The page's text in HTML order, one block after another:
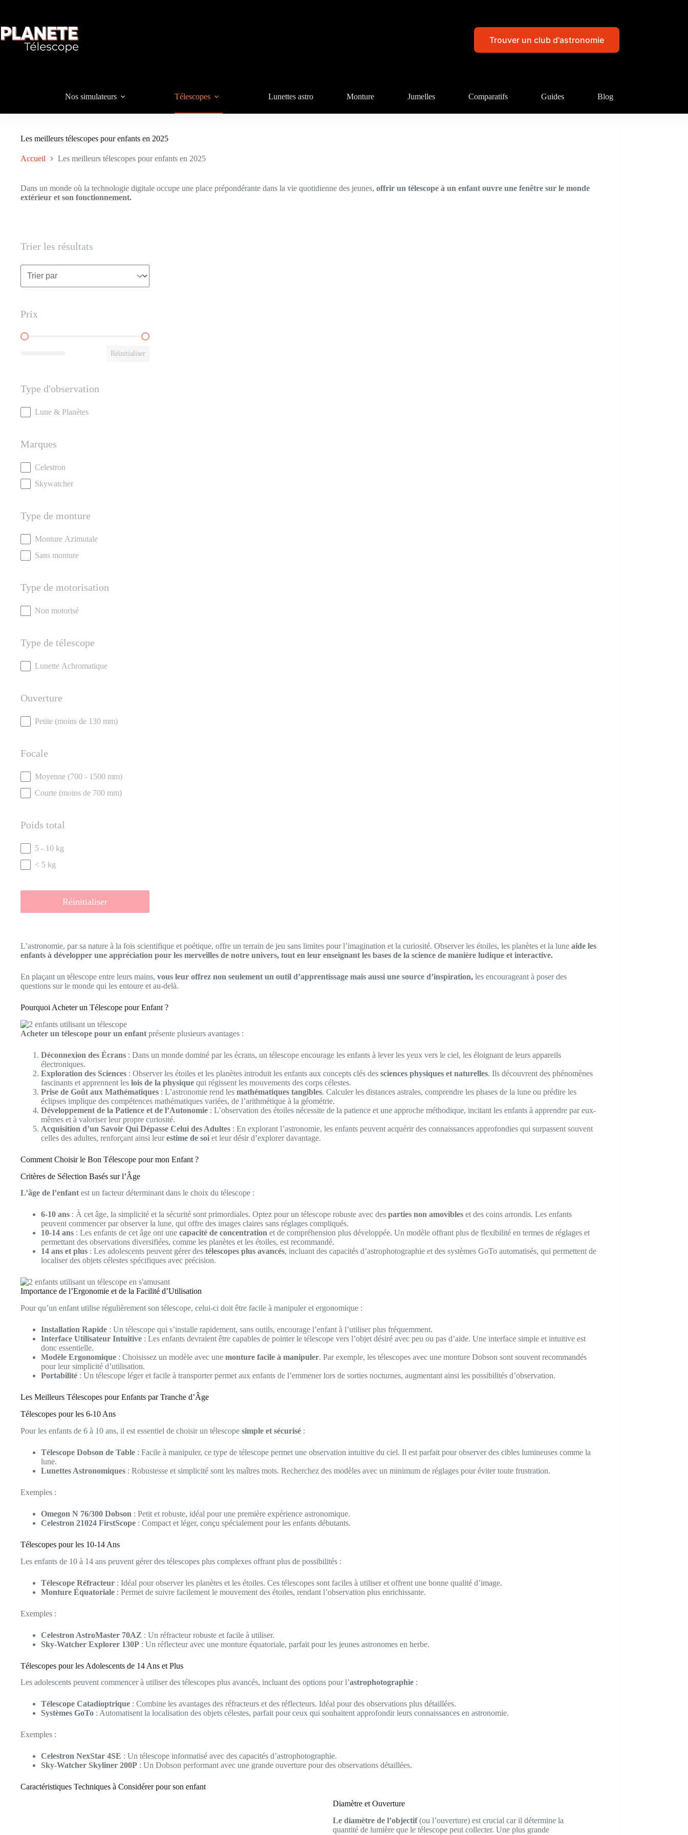
Trouver un club d'astronomie
Nos simulateurs Télescopes Lunettes astro Monture Jumelles Comparatifs Guides Blog
Les meilleurs télescopes pour enfants en 2025
Accueil Les meilleurs télescopes pour enfants en 2025
Dans un monde où la technologie digitale occupe une place prépondérante dans la vie quotidienne des jeunes, offrir un télescope à un enfant ouvre une fenêtre sur le monde
extérieur et son fonctionnement.
Trier les résultats
Trier les résultats
Prix
Prix
Réinitialiser
Type d'observation
Type d'observation
Lune & Planètes
Marques
Marques
Celestron
Skywatcher
Type de monture
Type de monture
Monture Azimutale
Sans monture
Type de motorisation
Type de motorisation
Non motorisé
Type de télescope
Type de télescope
Lunette Achromatique
Ouverture
Ouverture
Petite (moins de 130 mm)
Focale
Focale
Moyenne (700 - 1500 mm)
Courte (moins de 700 mm)
Poids total
Poids total
5 - 10 kg
< 5 kg
Réinitialiser
L’astronomie, par sa nature à la fois scientifique et poétique, offre un terrain de jeu sans limites pour l’imagination et la curiosité. Observer les étoiles, les planètes et la lune aide les
enfants à développer une appréciation pour les merveilles de notre univers, tout en leur enseignant les bases de la science de manière ludique et interactive.
En plaçant un télescope entre leurs mains, vous leur offrez non seulement un outil d’apprentissage mais aussi une source d’inspiration, les encourageant à poser des
questions sur le monde qui les entoure et au-delà.
Pourquoi Acheter un Télescope pour Enfant ?
Acheter un télescope pour un enfant présente plusieurs avantages :
Déconnexion des Écrans : Dans un monde dominé par les écrans, un télescope encourage les enfants à lever les yeux vers le ciel, les éloignant de leurs appareils
électroniques.
Exploration des Sciences : Observer les étoiles et les planètes introduit les enfants aux concepts clés des sciences physiques et naturelles. Ils découvrent des phénomènes
fascinants et apprennent les lois de la physique qui régissent les mouvements des corps célestes.
Prise de Goût aux Mathématiques : L’astronomie rend les mathématiques tangibles. Calculer les distances astrales, comprendre les phases de la lune ou prédire les
éclipses implique des compétences mathématiques variées, de l’arithmétique à la géométrie.
Développement de la Patience et de l’Autonomie : L’observation des étoiles nécessite de la patience et une approche méthodique, incitant les enfants à apprendre par eux-
mêmes et à valoriser leur propre curiosité.
Acquisition d’un Savoir Qui Dépasse Celui des Adultes : En explorant l’astronomie, les enfants peuvent acquérir des connaissances approfondies qui surpassent souvent
celles des adultes, renforçant ainsi leurestime de soi et leur désir d’explorer davantage.
Comment Choisir le Bon Télescope pour mon Enfant ?
Critères de Sélection Basés sur l’Âge
L’âge de l’enfant est un facteur déterminant dans le choix du télescope :
6-10 ans : À cet âge, la simplicité et la sécurité sont primordiales. Optez pour un télescope robuste avec des parties non amovibles et des coins arrondis. Les enfants
peuvent commencer par observer la lune, qui offre des images claires sans réglages compliqués.
10-14 ans : Les enfants de cet âge ont une capacité de concentration et de compréhension plus développée. Un modèle offrant plus de flexibilité en termes de réglages et
permettant des observations diversifiées, comme les planètes et les étoiles, est recommandé.
14 ans et plus : Les adolescents peuvent gérer des télescopes plus avancés, incluant des capacités d’astrophotographie et des systèmes GoTo automatisés, qui permettent de
localiser des objets célestes spécifiques avec précision.
Importance de l’Ergonomie et de la Facilité d’Utilisation
Pour qu’un enfant utilise régulièrement son télescope, celui-ci doit être facile à manipuler et ergonomique :
Installation Rapide : Un télescope qui s’installe rapidement, sans outils, encourage l’enfant à l’utiliser plus fréquemment.
Interface Utilisateur Intuitive : Les enfants devraient être capables de pointer le télescope vers l’objet désiré avec peu ou pas d’aide. Une interface simple et intuitive est
donc essentielle.
Modèle Ergonomique : Choisissez un modèle avec une monture facile à manipuler. Par exemple, les télescopes avec une monture Dobson sont souvent recommandés
pour leur simplicité d’utilisation.
Portabilité : Un télescope léger et facile à transporter permet aux enfants de l’emmener lors de sorties nocturnes, augmentant ainsi les possibilités d’observation.
Les Meilleurs Télescopes pour Enfants par Tranche d’Âge
Télescopes pour les 6-10 Ans
Pour les enfants de 6 à 10 ans, il est essentiel de choisir un télescope simple et sécurisé :
Télescope Dobson de Table : Facile à manipuler, ce type de télescope permet une observation intuitive du ciel. Il est parfait pour observer des cibles lumineuses comme la
lune.
Lunettes Astronomiques : Robustesse et simplicité sont les maîtres mots. Recherchez des modèles avec un minimum de réglages pour éviter toute frustration.
Exemples :
Omegon N 76/300 Dobson : Petit et robuste, idéal pour une première expérience astronomique.
Celestron 21024 FirstScope : Compact et léger, conçu spécialement pour les enfants débutants.
Télescopes pour les 10-14 Ans
Les enfants de 10 à 14 ans peuvent gérer des télescopes plus complexes offrant plus de possibilités :
Télescope Réfracteur : Idéal pour observer les planètes et les étoiles. Ces télescopes sont faciles à utiliser et offrent une bonne qualité d’image.
Monture Équatoriale : Permet de suivre facilement le mouvement des étoiles, rendant l’observation plus enrichissante.
Exemples :
Celestron AstroMaster 70AZ : Un réfracteur robuste et facile à utiliser.
Sky-Watcher Explorer 130P : Un réflecteur avec une monture équatoriale, parfait pour les jeunes astronomes en herbe.
Télescopes pour les Adolescents de 14 Ans et Plus
Les adolescents peuvent commencer à utiliser des télescopes plus avancés, incluant des options pour l’astrophotographie :
Télescope Catadioptrique : Combine les avantages des réfracteurs et des réflecteurs. Idéal pour des observations plus détaillées.
Systèmes GoTo : Automatisent la localisation des objets célestes, parfait pour ceux qui souhaitent approfondir leurs connaissances en astronomie.
Exemples :
Celestron NexStar 4SE : Un télescope informatisé avec des capacités d’astrophotographie.
Sky-Watcher Skyliner 200P : Un Dobson performant avec une grande ouverture pour des observations détaillées.
Caractéristiques Techniques à Considérer pour son enfant
Diamètre et Ouverture
Le diamètre de l’objectif(ou l’ouverture) est crucial car il détermine la
quantité de lumière que le télescope peut collecter. Une plus grande